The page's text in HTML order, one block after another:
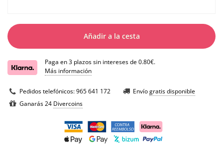
Añadir a la cesta
Paga en 3 plazos sin intereses de 0.80€.
Más información
Pedidos telefónicos:965 641 172 Envíogratis disponible
Ganarás 24 Divercoins